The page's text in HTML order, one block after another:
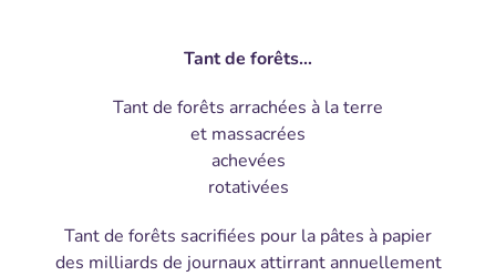
Tant de forêts…
Tant de forêts arrachées à la terre
et massacrées
achevées
rotativées
Tant de forêts sacrifiées pour la pâtes à papier
des milliards de journaux attirrant annuellement